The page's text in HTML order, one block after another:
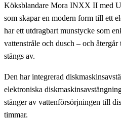
Köksblandare Mora INXX II med
som skapar en modern form till ett
har ett utdragbart munstycke som
vattenstråle och dusch – och
stängs av.
Den har integrerad
elektroniska
stänger av vattenförsörjningen till
timmar.